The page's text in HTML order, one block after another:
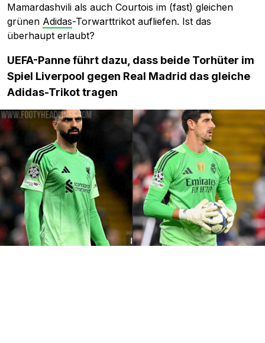
Mamardashvili als auch Courtois im (fast) gleichen
grünen Adidas-Torwarttrikot aufliefen. Ist das
überhaupt erlaubt?
UEFA-Panne führt dazu, dass beide Torhüter im
Spiel Liverpool gegen Real Madrid das gleiche
Adidas-Trikot tragen